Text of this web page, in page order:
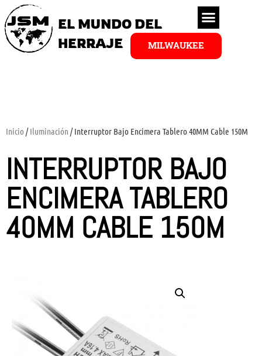
EL MUNDO DEL
HERRAJE
MILWAUKEE
Inicio /Iluminación / Interruptor Bajo Encimera Tablero 40MM Cable 150M
INTERRUPTOR BAJO
ENCIMERA TABLERO
40MM CABLE 150M